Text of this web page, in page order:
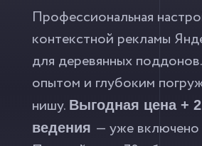
Профессиональная
контекстной рекламы
для деревянных
опытом и глубоким
нишу. Выгодная цена +
ведения — уже включено